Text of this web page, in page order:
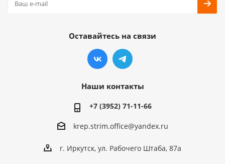
Оставайтесь на связи
Наши контакты
+7 (3952) 71-11-66
krep.strim.office@yandex.ru
г. Иркутск, ул. Рабочего Штаба, 87а